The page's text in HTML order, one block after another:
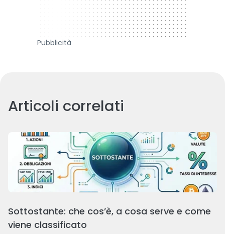
Pubblicità
Articoli correlati
Sottostante: che cos’è, a cosa serve e come
viene classificato